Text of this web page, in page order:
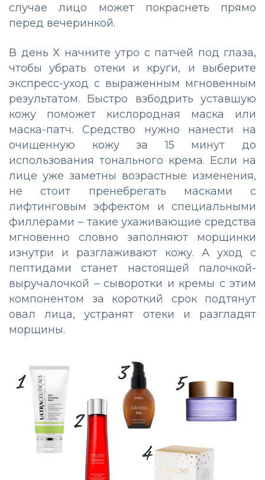
случае лицо может покраснеть прямо
перед вечеринкой.
В день Х начните утро с патчей под глаза,
чтобы убрать отеки и круги, и выберите
экспресс-уход с выраженным мгновенным
результатом. Быстро взбодрить уставшую
кожу поможет кислородная маска или
маска-патч. Средство нужно нанести на
очищенную кожу за 15 минут до
использования тонального крема. Если на
лице уже заметны возрастные изменения,
не стоит пренебрегать масками с
лифтинговым эффектом и специальными
филлерами – такие ухаживающие средства
мгновенно словно заполняют морщинки
изнутри и разглаживают кожу. А уход с
пептидами станет настоящей палочкой-
выручалочкой – сыворотки и кремы с этим
компонентом за короткий срок подтянут
овал лица, устранят отеки и разгладят
морщины.